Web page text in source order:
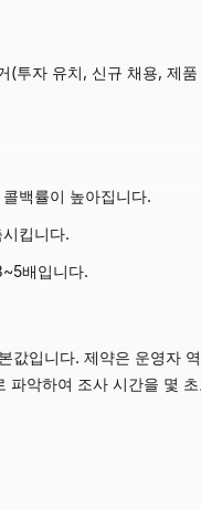
자 유치, 신규 채용, 제
백률이 높아집니다.
킵니다.
배입니다.
입니다. 제약은 운영자
악하여 조사 시간을 몇